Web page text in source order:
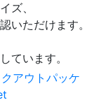
ズ、
いただけます。
ています。